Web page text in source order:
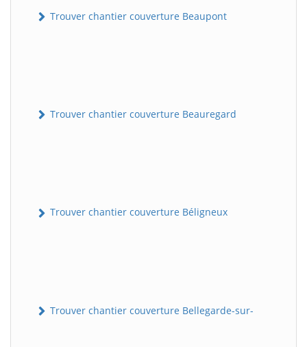
Trouver chantier couverture Beaupont
Trouver chantier couverture Beauregard
Trouver chantier couverture Béligneux
Trouver chantier couverture Bellegarde-sur-